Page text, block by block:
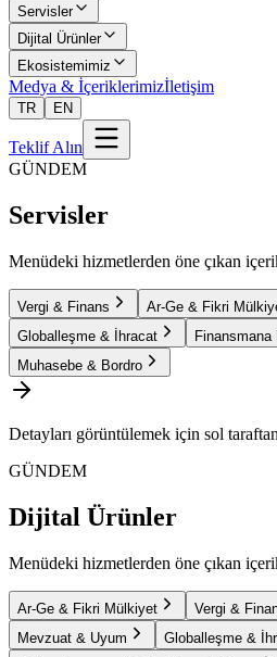
Servisler
Dijital Ürünler
Ekosistemimiz
Medya & İçeriklerimizİletişim
TR EN
Teklif Alın
GÜNDEM
Servisler
Menüdeki hizmetlerden öne çıkan
Vergi & Finans Ar-Ge & Fikri
Globalleşme & İhracat
Muhasebe & Bordro
Detayları görüntülemek için sol
GÜNDEM
Dijital Ürünler
Menüdeki hizmetlerden öne çıkan
Ar-Ge & Fikri Mülkiyet Vergi &
Mevzuat & Uyum
Globalleşme &